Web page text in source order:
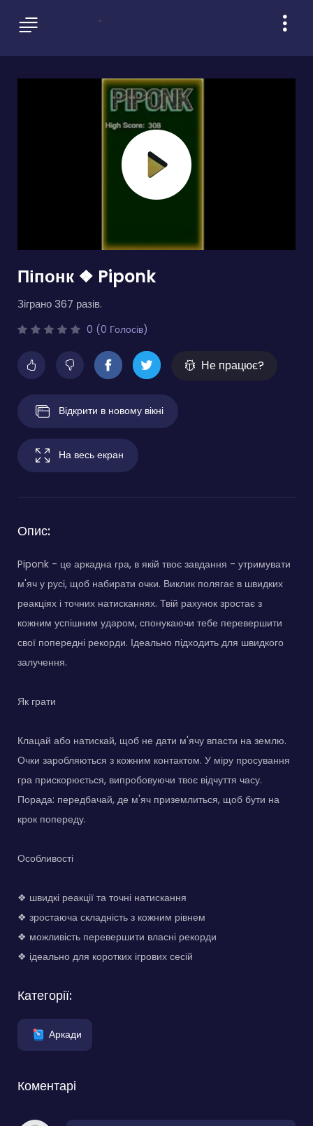
Піпонк ❖ Piponk
Зіграно 367 разів.
0 (0 Голосів)
Не працює?
Відкрити в новому вікні
На весь екран
Опис:
Piponk - це аркадна гра, в якій твоє завдання - утримувати
м'яч у русі, щоб набирати очки. Виклик полягає в швидких
реакціях і точних натисканнях. Твій рахунок зростає з
кожним успішним ударом, спонукаючи тебе перевершити
свої попередні рекорди. Ідеально підходить для швидкого
залучення.
Як грати
Клацай або натискай, щоб не дати м'ячу впасти на землю.
Очки заробляються з кожним контактом. У міру просування
гра прискорюється, випробовуючи твоє відчуття часу.
Порада: передбачай, де м'яч приземлиться, щоб бути на
крок попереду.
Особливості
❖ швидкі реакції та точні натискання
❖ зростаюча складність з кожним рівнем
❖ можливість перевершити власні рекорди
❖ ідеально для коротких ігрових сесій
Категорії:
Аркади
Коментарі